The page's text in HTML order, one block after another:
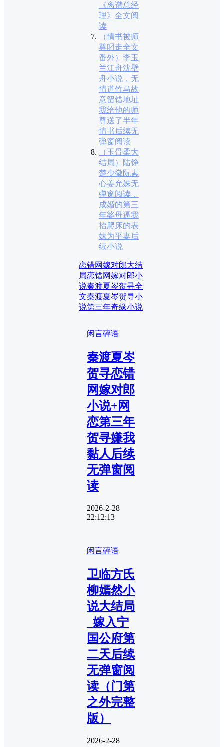
《离谱总经
理》全文阅
读
（情书被师
尊叼走全文
番外）李玉
兰江舟沈壁
舟小说，无
情道竹马故
意留错地址
我给他的师
尊送了半年
情书后续无
弹窗阅读
（玉骨柔大
结局）陆铮
楚少徽阮素
心姜允姝无
弹窗阅读，
成婚的第三
年婆母逼我
抬爬床的表
妹为平妻后
续小说
恋错网嫁对郎大结
局恋错网嫁对郎小
说秦渡夏岑贺寻全
文秦渡夏岑贺寻小
说第三年奇缘小说
闲言碎语
秦渡夏岑
贺寻恋错
网嫁对郎
小说+网
恋第三年
贺寻嫌我
黏人后续
无弹窗阅
读
2026-2-28
22:12:13
闲言碎语
卫临方氏
柳嫣然小
说大结局
_嫁入宁
国公府第
二天后续
无弹窗阅
读（门第
之外完整
版）
2026-2-28